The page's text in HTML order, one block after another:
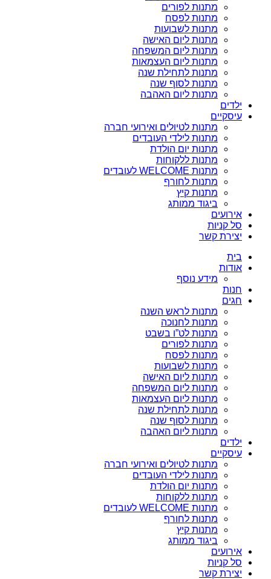
מתנות לפורים
מתנות לפסח
מתנות לשבועות
מתנות ליום האישה
מתנות ליום המשפחה
מתנות ליום העצמאות
מתנות לתחילת שנה
מתנות לסוף שנה
מתנות ליום האהבה
ילדים
עיסקיים
מתנות לטיולים ואירועי חברה
מתנות לילדי העובדים
מתנות יום הולדת
מתנות ללקוחות
מתנות WELCOME לעובדים
מתנות לחורף
מתנות קיץ
ביגוד ממותג
אירועים
סל קניות
יצירת קשר
בית
אודות
מידע נוסף
חנות
חגים
מתנות לראש השנה
מתנות לחנוכה
מתנות לט”ו בשבט
מתנות לפורים
מתנות לפסח
מתנות לשבועות
מתנות ליום האישה
מתנות ליום המשפחה
מתנות ליום העצמאות
מתנות לתחילת שנה
מתנות לסוף שנה
מתנות ליום האהבה
ילדים
עיסקיים
מתנות לטיולים ואירועי חברה
מתנות לילדי העובדים
מתנות יום הולדת
מתנות ללקוחות
מתנות WELCOME לעובדים
מתנות לחורף
מתנות קיץ
ביגוד ממותג
אירועים
סל קניות
יצירת קשר